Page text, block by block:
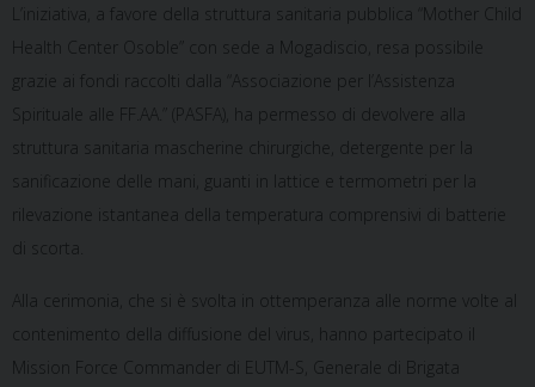
L’iniziativa, a favore della struttura sanitaria pubblica “Mother Child
Health Center Osoble” con sede a Mogadiscio, resa possibile
grazie ai fondi raccolti dalla “Associazione per l’Assistenza
Spirituale alle FF.AA.” (PASFA), ha permesso di devolvere alla
struttura sanitaria mascherine chirurgiche, detergente per la
sanificazione delle mani, guanti in lattice e termometri per la
rilevazione istantanea della temperatura comprensivi di batterie
di scorta.
Alla cerimonia, che si è svolta in ottemperanza alle norme volte al
contenimento della diffusione del virus, hanno partecipato il
Mission Force Commander di EUTM-S, Generale di Brigata